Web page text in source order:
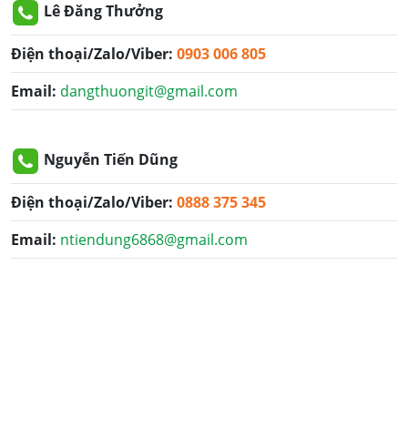
Lê Đăng Thưởng
Điện thoại/Zalo/Viber: 0903 006 805
Email: dangthuongit@gmail.com
Nguyễn Tiến Dũng
Điện thoại/Zalo/Viber: 0888 375 345
Email: ntiendung6868@gmail.com